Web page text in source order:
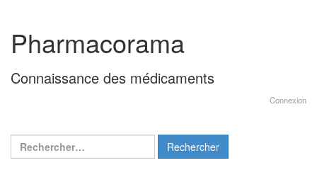
contenu
menu
principal
Pharmacorama
Connaissance des médicaments
Connexion
Rechercher :